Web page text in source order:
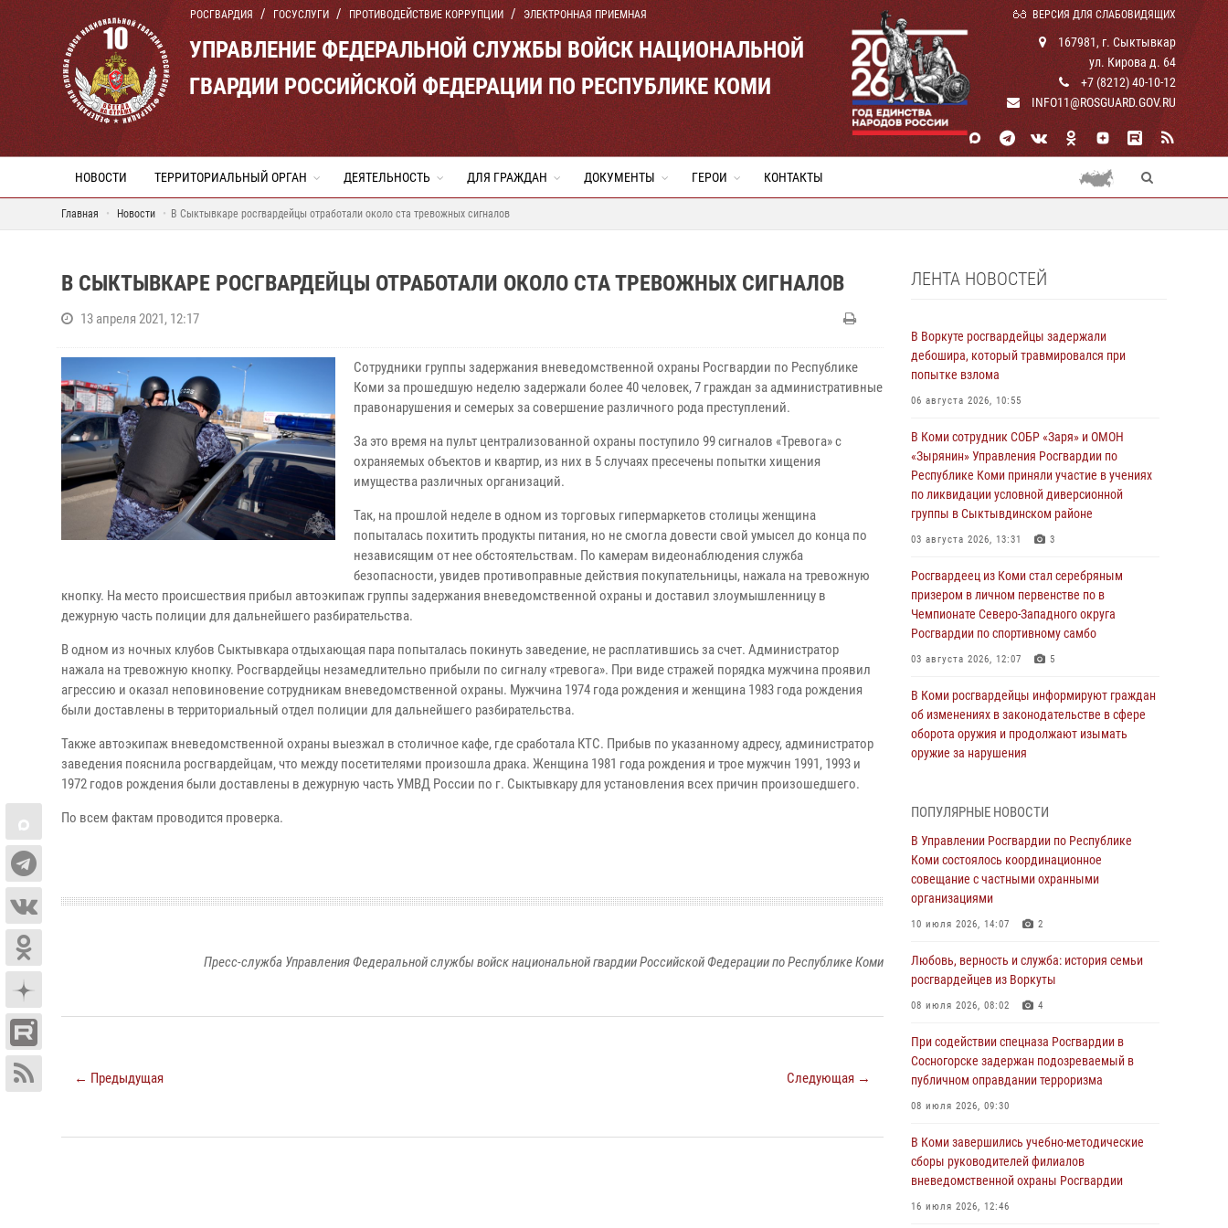
РОСГВАРДИЯ ГОСУСЛУГИ ПРОТИВОДЕЙСТВИЕ КОРРУПЦИИ ЭЛЕКТРОННАЯ ПРИЕМНАЯ ВЕРСИЯ ДЛЯ СЛАБОВИДЯЩИХ
УПРАВЛЕНИЕ ФЕДЕРАЛЬНОЙ СЛУЖБЫ ВОЙСК НАЦИОНАЛЬНОЙ
ГВАРДИИ РОССИЙСКОЙ ФЕДЕРАЦИИ ПО РЕСПУБЛИКЕ КОМИ
167981, г. Сыктывкар
ул. Кирова д. 64
+7 (8212) 40-10-12
INFO11@ROSGUARD.GOV.RU
НОВОСТИ ТЕРРИТОРИАЛЬНЫЙ ОРГАН ДЕЯТЕЛЬНОСТЬ ДЛЯ ГРАЖДАН ДОКУМЕНТЫ ГЕРОИ КОНТАКТЫ
Главная Новости В Сыктывкаре росгвардейцы отработали около ста тревожных сигналов
В СЫКТЫВКАРЕ РОСГВАРДЕЙЦЫ ОТРАБОТАЛИ ОКОЛО СТА ТРЕВОЖНЫХ СИГНАЛОВ
13 апреля 2021, 12:17
Сотрудники группы задержания вневедомственной охраны Росгвардии по Республике
Коми за прошедшую неделю задержали более 40 человек, 7 граждан за административные
правонарушения и семерых за совершение различного рода преступлений.
За это время на пульт централизованной охраны поступило 99 сигналов «Тревога» с
охраняемых объектов и квартир, из них в 5 случаях пресечены попытки хищения
имущества различных организаций.
Так, на прошлой неделе в одном из торговых гипермаркетов столицы женщина
попыталась похитить продукты питания, но не смогла довести свой умысел до конца по
независящим от нее обстоятельствам. По камерам видеонаблюдения служба
безопасности, увидев противоправные действия покупательницы, нажала на тревожную
кнопку. На место происшествия прибыл автоэкипаж группы задержания вневедомственной охраны и доставил злоумышленницу в
дежурную часть полиции для дальнейшего разбирательства.
В одном из ночных клубов Сыктывкара отдыхающая пара попыталась покинуть заведение, не расплатившись за счет. Администратор
нажала на тревожную кнопку. Росгвардейцы незамедлительно прибыли по сигналу «тревога». При виде стражей порядка мужчина проявил
агрессию и оказал неповиновение сотрудникам вневедомственной охраны. Мужчина 1974 года рождения и женщина 1983 года рождения
были доставлены в территориальный отдел полиции для дальнейшего разбирательства.
Также автоэкипаж вневедомственной охраны выезжал в столичное кафе, где сработала КТС. Прибыв по указанному адресу, администратор
заведения пояснила росгвардейцам, что между посетителями произошла драка. Женщина 1981 года рождения и трое мужчин 1991, 1993 и
1972 годов рождения были доставлены в дежурную часть УМВД России по г. Сыктывкару для установления всех причин произошедшего.
По всем фактам проводится проверка.
Пресс-служба Управления Федеральной службы войск национальной гвардии Российской Федерации по Республике Коми
← Предыдущая Следующая →
ЛЕНТА НОВОСТЕЙ
В Воркуте росгвардейцы задержали
дебошира, который травмировался при
попытке взлома
06 августа 2026, 10:55
В Коми сотрудник СОБР «Заря» и ОМОН
«Зырянин» Управления Росгвардии по
Республике Коми приняли участие в учениях
по ликвидации условной диверсионной
группы в Сыктывдинском районе
03 августа 2026, 13:31 3
Росгвардеец из Коми стал серебряным
призером в личном первенстве по в
Чемпионате Северо-Западного округа
Росгвардии по спортивному самбо
03 августа 2026, 12:07 5
В Коми росгвардейцы информируют граждан
об изменениях в законодательстве в сфере
оборота оружия и продолжают изымать
оружие за нарушения
В Койгородском районе местный житель
обратился в Росгвардию для добровольной
сдачи оружия
31 июля 2026, 10:55
Временно исполняющий обязанности
Республике Коми лично проверил ДОЛ
31 июля 2026, 06:57 8
В Усинске росгвардейцы оперативно
отработали план «Квартал»
30 июля 2026, 13:53
ежегодного Всероссийского конкурса
профессионального мастерства среди
сотрудников вневедомственной охраны
ПОПУЛЯРНЫЕ НОВОСТИ
В Управлении Росгвардии по Республике
Коми состоялось координационное
совещание с частными охранными
организациями
10 июля 2026, 14:07 2
Любовь, верность и служба: история семьи
росгвардейцев из Воркуты
08 июля 2026, 08:02 4
При содействии спецназа Росгвардии в
Сосногорске задержан подозреваемый в
публичном оправдании терроризма
08 июля 2026, 09:30
В Коми завершились учебно-методические
сборы руководителей филиалов
вневедомственной охраны Росгвардии
16 июля 2026, 12:46